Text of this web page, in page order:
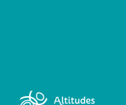
Aller au contenu